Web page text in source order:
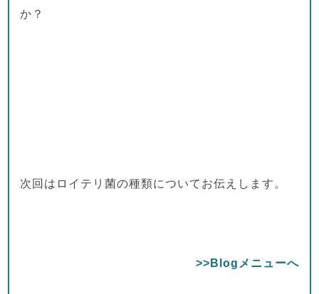
か？
次回はロイテリ菌の種類についてお伝えします。
>>Blogメニューへ